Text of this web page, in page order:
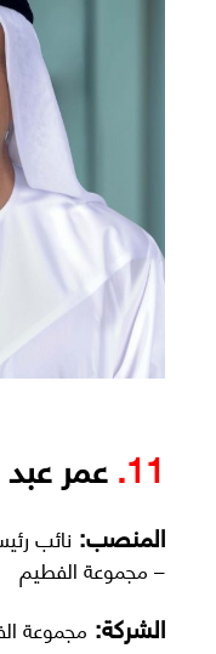
11. عمر
المنصب: نائب
– مجموعة الفطيم
الشركة: مجموعة